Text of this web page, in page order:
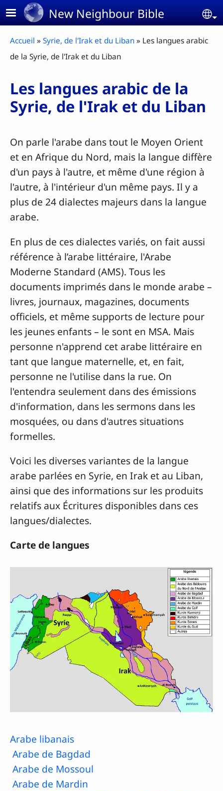
Aller au contenu principal
New Neighbour Bible
Fil d'Ariane
Accueil Syrie, de l'Irak et du Liban
Les langues arabic
de la Syrie, de l'Irak et du Liban
Les langues arabic de la
Syrie, de l'Irak et du Liban
On parle l'arabe dans tout le Moyen Orient
et en Afrique du Nord, mais la langue diffère
d'un pays à l'autre, et même d'une région à
l'autre, à l'intérieur d'un même pays. Il y a
plus de 24 dialectes majeurs dans la langue
arabe.
En plus de ces dialectes variés, on fait aussi
référence à l’arabe littéraire, l'Arabe
Moderne Standard (AMS). Tous les
documents imprimés dans le monde arabe –
livres, journaux, magazines, documents
officiels, et même supports de lecture pour
les jeunes enfants – le sont en MSA. Mais
personne n'apprend cet arabe littéraire en
tant que langue maternelle, et, en fait,
personne ne l'utilise dans la rue. On
l'entendra seulement dans des émissions
d'information, dans les sermons dans les
mosquées, ou dans d'autres situations
formelles.
Voici les diverses variantes de la langue
arabe parlées en Syrie, en Irak et au Liban,
ainsi que des informations sur les produits
relatifs aux Écritures disponibles dans ces
langues/dialectes.
Carte de langues
Arabe libanais
Arabe de Bagdad
Arabe de Mossoul
Arabe de Mardin